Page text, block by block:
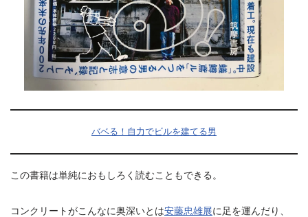
バベる！自力でビルを建てる男
この書籍は単純におもしろく読むこともできる。
コンクリートがこんなに奥深いとは安藤忠雄展に足を運んだり、